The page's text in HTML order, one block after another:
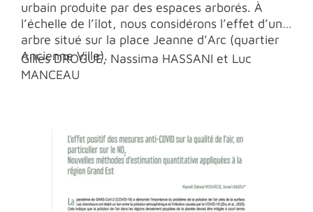
urbain produite par des espaces arborés. À
l’échelle de l’îlot, nous considérons l’effet d’un
arbre situé sur la place Jeanne d’Arc (quartier
Ancienne Ville).
Gilles DROGUE, Nassima HASSANI et Luc
MANCEAU